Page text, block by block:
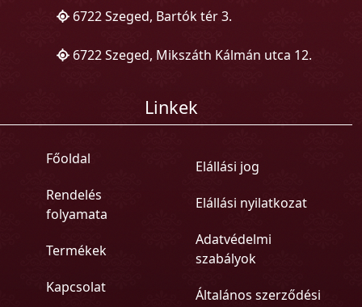
6722 Szeged, Bartók tér 3.
6722 Szeged, Mikszáth Kálmán utca 12.
Linkek
Főoldal
Rendelés
folyamata
Termékek
Kapcsolat
Elállási jog
Elállási nyilatkozat
Adatvédelmi
szabályok
Általános szerződési